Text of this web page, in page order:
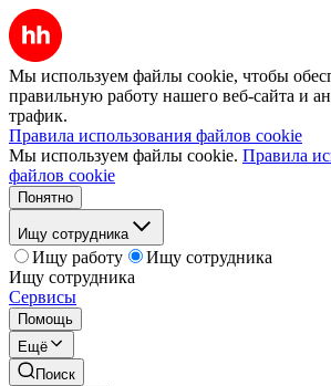
Мы используем файлы cookie, чтобы
правильную работу нашего веб-сайта и
трафик.
Правила использования файлов cookie
Мы используем файлы cookie. Правила
файлов cookie
Понятно
Ищу сотрудника
Ищу работу
Ищу сотрудника
Ищу сотрудника
Сервисы
Помощь
Ещё
Поиск